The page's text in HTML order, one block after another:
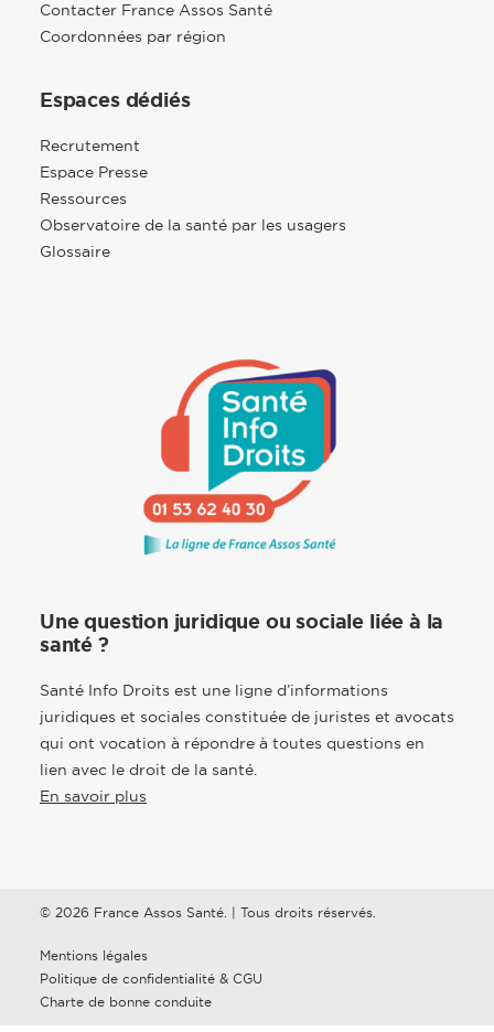
Contacter France Assos Santé
Coordonnées par région
Espaces dédiés
Recrutement
Espace Presse
Ressources
Observatoire de la santé par les usagers
Glossaire
Une question juridique ou sociale liée à la
santé ?
Santé Info Droits est une ligne d’informations
juridiques et sociales constituée de juristes et avocats
qui ont vocation à répondre à toutes questions en
lien avec le droit de la santé.
En savoir plus
© 2026 France Assos Santé. | Tous droits réservés.
Mentions légales
Politique de confidentialité & CGU
Charte de bonne conduite